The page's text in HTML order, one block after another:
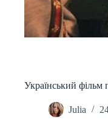
Український фільм
Julia